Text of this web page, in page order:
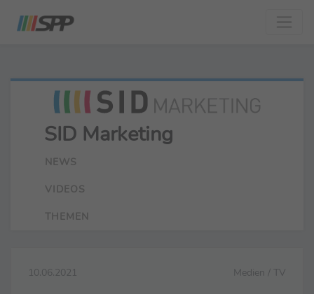
SID Marketing
NEWS
VIDEOS
THEMEN
10.06.2021 Medien / TV